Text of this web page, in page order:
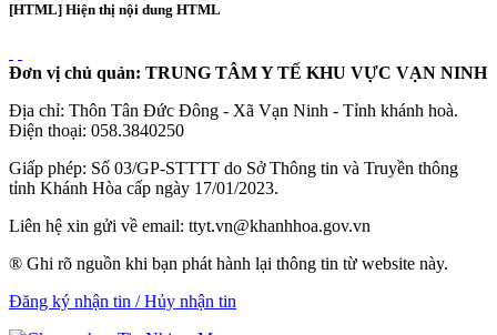
[HTML] Hiện thị nội dung HTML
Đơn vị chủ quản: TRUNG TÂM Y TẾ KHU VỰC VẠN NINH
Địa chỉ: Thôn Tân Đức Đông - Xã Vạn Ninh - Tỉnh khánh hoà.
Điện thoại: 058.3840250
Giấp phép: Số 03/GP-STTTT do Sở Thông tin và Truyền thông
tỉnh Khánh Hòa cấp ngày 17/01/2023.
Liên hệ xin gửi về email: ttyt.vn@khanhhoa.gov.vn
® Ghi rõ nguồn khi bạn phát hành lại thông tin từ website này.
Đăng ký nhận tin / Hủy nhận tin